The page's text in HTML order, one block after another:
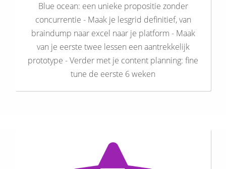
Blue ocean: een unieke propositie zonder
concurrentie - Maak je lesgrid definitief, van
braindump naar excel naar je platform - Maak
van je eerste twee lessen een aantrekkelijk
prototype - Verder met je content planning: fine
tune de eerste 6 weken